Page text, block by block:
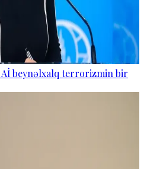
Aİ beynəlxalq terrorizmin bir